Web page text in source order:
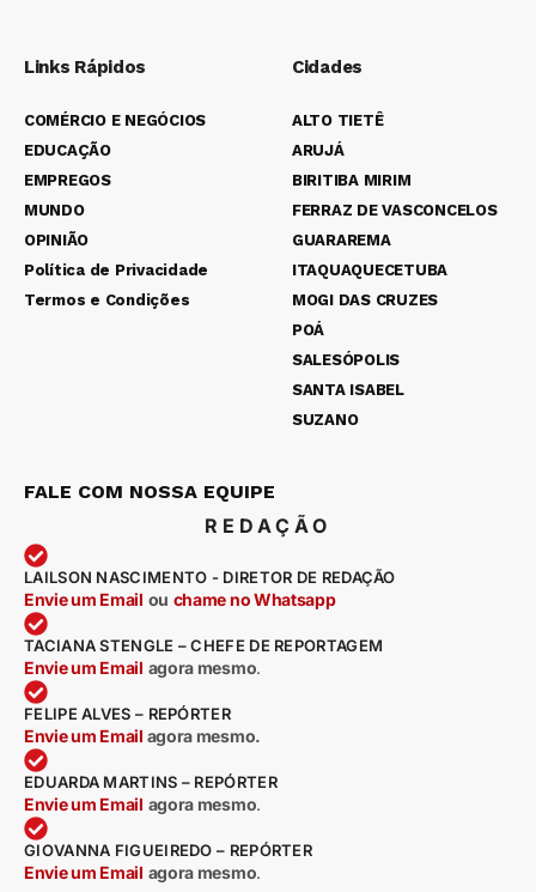
Links Rápidos
COMÉRCIO E NEGÓCIOS
EDUCAÇÃO
EMPREGOS
MUNDO
OPINIÃO
Política de Privacidade
Termos e Condições
Cidades
ALTO TIETÊ
ARUJÁ
BIRITIBA MIRIM
FERRAZ DE VASCONCELOS
GUARAREMA
ITAQUAQUECETUBA
MOGI DAS CRUZES
POÁ
SALESÓPOLIS
SANTA ISABEL
SUZANO
FALE COM NOSSA EQUIPE
REDAÇÃO
LAILSON NASCIMENTO - DIRETOR DE REDAÇÃO
Envie um Email ou chame no Whatsapp
TACIANA STENGLE – CHEFE DE REPORTAGEM
Envie um Email agora mesmo.
FELIPE ALVES – REPÓRTER
Envie um Email agora mesmo.
EDUARDA MARTINS – REPÓRTER
Envie um Email agora mesmo.
GIOVANNA FIGUEIREDO – REPÓRTER
Envie um Email agora mesmo.